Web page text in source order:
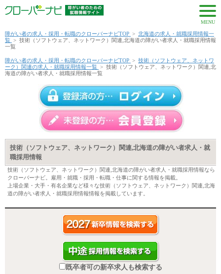
MENU
障がい者の求人・採用・転職のクローバーナビTOP > 北海道の求人・就職採用情報一
覧 > 技術（ソフトウェア、ネットワーク）関連,北海道の障がい者求人・就職採用情報
一覧
障がい者の求人・採用・転職のクローバーナビTOP > 技術（ソフトウェア、ネットワ
ーク）関連の求人・就職採用情報一覧 > 技術（ソフトウェア、ネットワーク）関連,北
海道の障がい者求人・就職採用情報一覧
技術（ソフトウェア、ネットワーク）関連,北海道の障がい者求人・就
職採用情報
技術（ソフトウェア、ネットワーク）関連,北海道の障がい者求人・就職採用情報なら
クローバーナビ。雇用・就職・採用・転職・仕事に関する情報を掲載。
上場企業・大手・有名企業など様々な技術（ソフトウェア、ネットワーク）関連,北海
道の障がい者求人・就職採用情報情報を掲載しています。
既卒者可の新卒求人も検索する